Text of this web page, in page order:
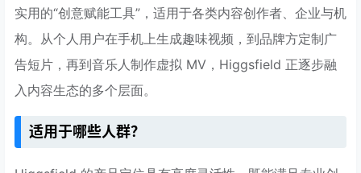
实用的“创意赋能工具”，适用于各类内容创作者、企业与机
构。从个人用户在手机上生成趣味视频，到品牌方定制广
告短片，再到音乐人制作虚拟 MV，Higgsfield 正逐步融
入内容生态的多个层面。
适用于哪些人群？